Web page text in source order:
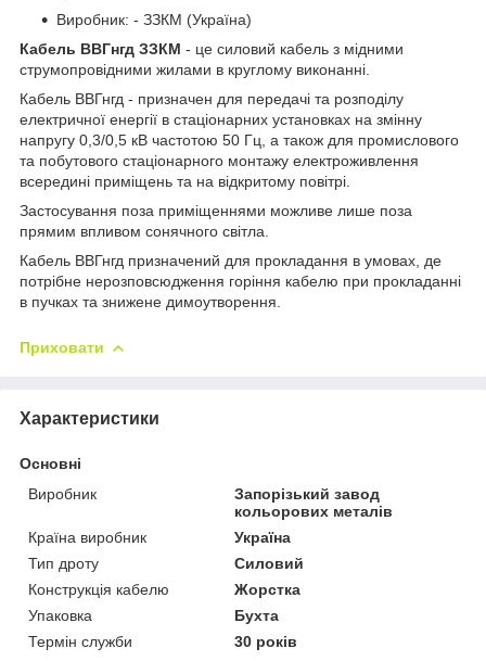
Виробник: - ЗЗКМ (Україна)
Кабель ВВГнгд ЗЗКМ - це силовий кабель з мідними
струмопровідними жилами в круглому виконанні.
Кабель ВВГнгд - призначен для передачі та розподілу
електричної енергії в стаціонарних установках на змінну
напругу 0,3/0,5 кВ частотою 50 Гц, а також для промислового
та побутового стаціонарного монтажу електроживлення
всередині приміщень та на відкритому повітрі.
Застосування поза приміщеннями можливе лише поза
прямим впливом сонячного світла.
Кабель ВВГнгд призначений для прокладання в умовах, де
потрібне нерозповсюдження горіння кабелю при прокладанні
в пучках та знижене димоутворення.
Приховати
Характеристики
Основні
Виробник
Запорізький завод
кольорових металів
Країна виробник
Україна
Тип дроту
Силовий
Конструкція кабелю
Жорстка
Упаковка
Бухта
Термін служби
30 років